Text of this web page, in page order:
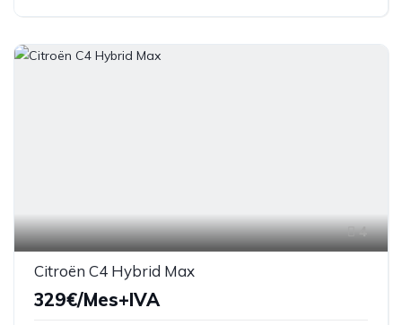
4
Citroën C4 Hybrid Max
329€/Mes+IVA